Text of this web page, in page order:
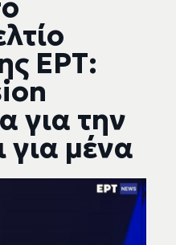
ΕΡΤ:
για την
για μένα